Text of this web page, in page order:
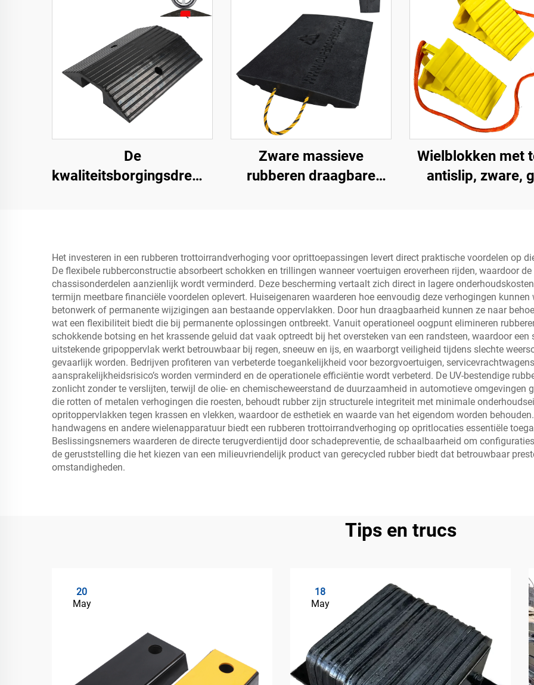
De
kwaliteitsborgingsdrempel
Zware massieve
rubberen draagbare
wegen
Wielblokken met
antislip, zware,
vrachtwagens
Het investeren in een rubberen trottoirrandverhoging voor oprittoepassingen levert direct praktische voordelen op
De flexibele rubberconstructie absorbeert schokken en trillingen wanneer voertuigen eroverheen rijden, waardoor
chassisonderdelen aanzienlijk wordt verminderd. Deze bescherming vertaalt zich direct in lagere
termijn meetbare financiële voordelen oplevert. Huiseigenaren waarderen hoe eenvoudig deze verhogingen
betonwerk of permanente wijzigingen aan bestaande oppervlakken. Door hun draagbaarheid kunnen ze naar
wat een flexibiliteit biedt die bij permanente oplossingen ontbreekt. Vanuit operationeel oogpunt elimineren
schokkende botsing en het krassende geluid dat vaak optreedt bij het oversteken van een randsteen, waardoor
uitstekende gripoppervlak werkt betrouwbaar bij regen, sneeuw en ijs, en waarborgt veiligheid tijdens slechte
gevaarlijk worden. Bedrijven profiteren van verbeterde toegankelijkheid voor bezorgvoertuigen,
aansprakelijkheidsrisico’s worden verminderd en de operationele efficiëntie wordt verbeterd. De UV-bestendige
zonlicht zonder te verslijten, terwijl de olie- en chemischeweerstand de duurzaamheid in automotieve omgevingen
die rotten of metalen verhogingen die roesten, behoudt rubber zijn structurele integriteit met minimale
opritoppervlakken tegen krassen en vlekken, waardoor de esthetiek en waarde van het eigendom worden
handwagens en andere wielenapparatuur biedt een rubberen trottoirrandverhoging op opritlocaties essentiële
Beslissingsnemers waarderen de directe terugverdientijd door schadepreventie, de schaalbaarheid om
de geruststelling die het kiezen van een milieuvriendelijk product van gerecycled rubber biedt dat betrouwbaar
omstandigheden.
Tips en trucs
20
May
18
May